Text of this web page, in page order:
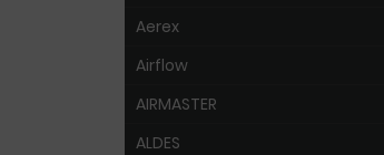
Aerex
Airflow
AIRMASTER
ALDES